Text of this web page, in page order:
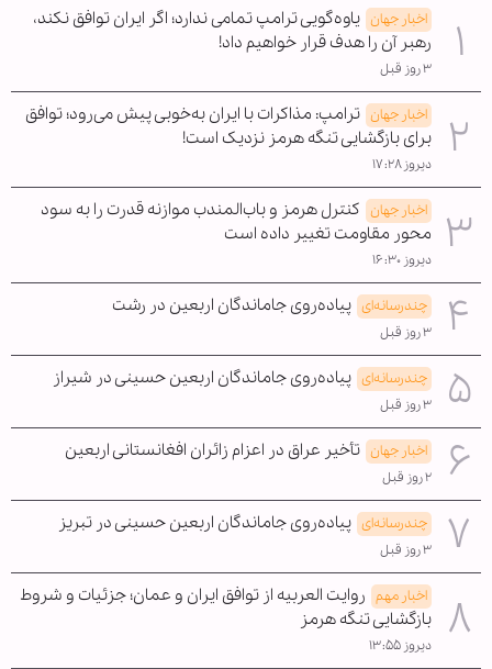
اخبار جهان یاوه‌گویی ترامپ تمامی ندارد؛ اگر ایران توافق نکند،
رهبر آن را هدف قرار خواهیم داد!
۳ روز قبل
اخبار جهان ترامپ: مذاکرات با ایران به‌خوبی پیش می‌رود؛ توافق
برای بازگشایی تنگه هرمز نزدیک است!
دیروز ۱۷:۲۸
اخبار جهان کنترل هرمز و باب‌المندب موازنه قدرت را به سود
محور مقاومت تغییر داده است
دیروز ۱۶:۳۰
چندرسانه‌ای پیاده‌روی جاماندگان اربعین در رشت
۳ روز قبل
چندرسانه‌ای پیاده‌روی جاماندگان اربعین حسینی در شیراز
۳ روز قبل
اخبار جهان تأخیر عراق در اعزام زائران افغانستانی اربعین
۲ روز قبل
چندرسانه‌ای پیاده‌روی جاماندگان اربعین حسینی در تبریز
۳ روز قبل
اخبار مهم روایت العربیه از توافق ایران و عمان؛ جزئیات و شروط
بازگشایی تنگه هرمز
دیروز ۱۳:۵۵